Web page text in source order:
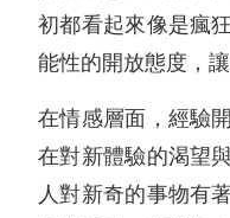
初都看起來像是瘋
能性的開放態度，
在情感層面，經驗
在對新體驗的渴望
人對新奇的事物有